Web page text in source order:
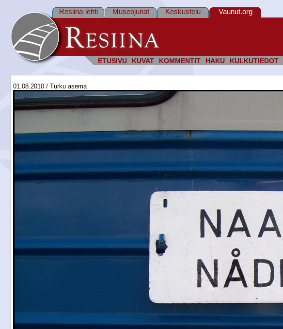
ETUSIVU KUVAT KOMMENTIT HAKU KULKUTIEDOT
Resiina-lehti Museojunat Keskustelu Vaunut.org
01.08.2010 / Turku asema